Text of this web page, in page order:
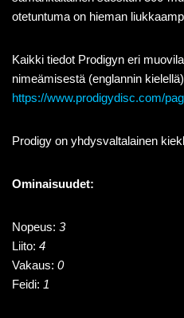
otetuntuma on hieman
Kaikki tiedot Prodigyn eri
nimeämisestä (englannin
https://www.prodigydisc.com/
Prodigy on yhdysvaltalainen
Ominaisuudet:
Nopeus: 3
Liito: 4
Vakaus: 0
Feidi: 1